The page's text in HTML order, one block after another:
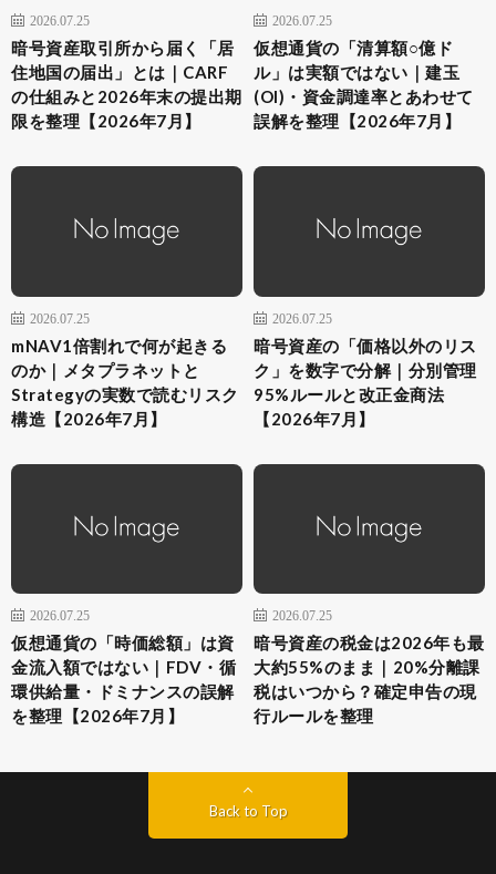
2026.07.25
暗号資産取引所から届く「居
住地国の届出」とは｜CARF
の仕組みと2026年末の提出期
限を整理【2026年7月】
2026.07.25
仮想通貨の「清算額○億ド
ル」は実額ではない｜建玉
(OI)・資金調達率とあわせて
誤解を整理【2026年7月】
2026.07.25
mNAV1倍割れで何が起きる
のか｜メタプラネットと
Strategyの実数で読むリスク
構造【2026年7月】
2026.07.25
暗号資産の「価格以外のリス
ク」を数字で分解｜分別管理
95%ルールと改正金商法
【2026年7月】
2026.07.25
仮想通貨の「時価総額」は資
金流入額ではない｜FDV・循
環供給量・ドミナンスの誤解
を整理【2026年7月】
2026.07.25
暗号資産の税金は2026年も最
大約55%のまま｜20%分離課
税はいつから？確定申告の現
行ルールを整理
Back to Top